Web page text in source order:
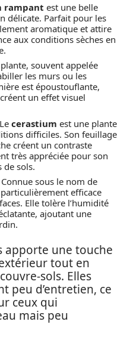
rampant est une belle
délicate. Parfait pour les
aromatique et attire
aux conditions sèches en
souvent appelée
les murs ou les
est époustouflante,
un effet visuel
cerastium est une plante
difficiles. Son feuillage
créent un contraste
très appréciée pour son
de sols.
Connue sous le nom de
efficace
Elle tolère l’humidité
ajoutant une
apporte une touche
tout en
sols. Elles
peu d’entretien, ce
ceux qui
mais peu